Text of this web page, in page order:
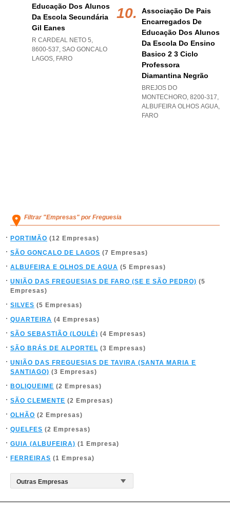
Educação Dos Alunos
Da Escola Secundária
Gil Eanes
R CARDEAL NETO 5,
8600-537, SAO GONCALO
LAGOS, FARO
Associação De Pais
Encarregados De
Educação Dos Alunos
Da Escola Do Ensino
Basico 2 3 Ciclo
Professora
Diamantina Negrão
BREJOS DO
MONTECHORO, 8200-317,
ALBUFEIRA OLHOS AGUA,
FARO
Filtrar "Empresas" por Freguesia
PORTIMÃO (12 Empresas)
SÃO GONÇALO DE LAGOS (7 Empresas)
ALBUFEIRA E OLHOS DE AGUA (5 Empresas)
UNIÃO DAS FREGUESIAS DE FARO (SE E SÃO PEDRO) (5
Empresas)
SILVES (5 Empresas)
QUARTEIRA (4 Empresas)
SÃO SEBASTIÃO (LOULÉ) (4 Empresas)
SÃO BRÁS DE ALPORTEL (3 Empresas)
UNIÃO DAS FREGUESIAS DE TAVIRA (SANTA MARIA E
SANTIAGO) (3 Empresas)
BOLIQUEIME (2 Empresas)
SÃO CLEMENTE (2 Empresas)
OLHÃO (2 Empresas)
QUELFES (2 Empresas)
GUIA (ALBUFEIRA) (1 Empresa)
FERREIRAS (1 Empresa)